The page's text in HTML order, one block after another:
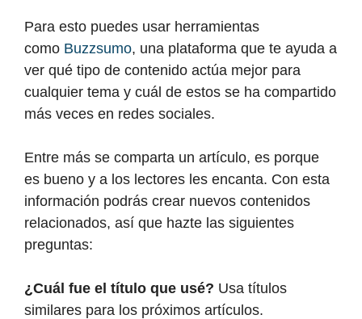
Para esto puedes usar herramientas
como Buzzsumo, una plataforma que te ayuda a
ver qué tipo de contenido actúa mejor para
cualquier tema y cuál de estos se ha compartido
más veces en redes sociales.
Entre más se comparta un artículo, es porque
es bueno y a los lectores les encanta. Con esta
información podrás crear nuevos contenidos
relacionados, así que hazte las siguientes
preguntas:
¿Cuál fue el título que usé? Usa títulos
similares para los próximos artículos.